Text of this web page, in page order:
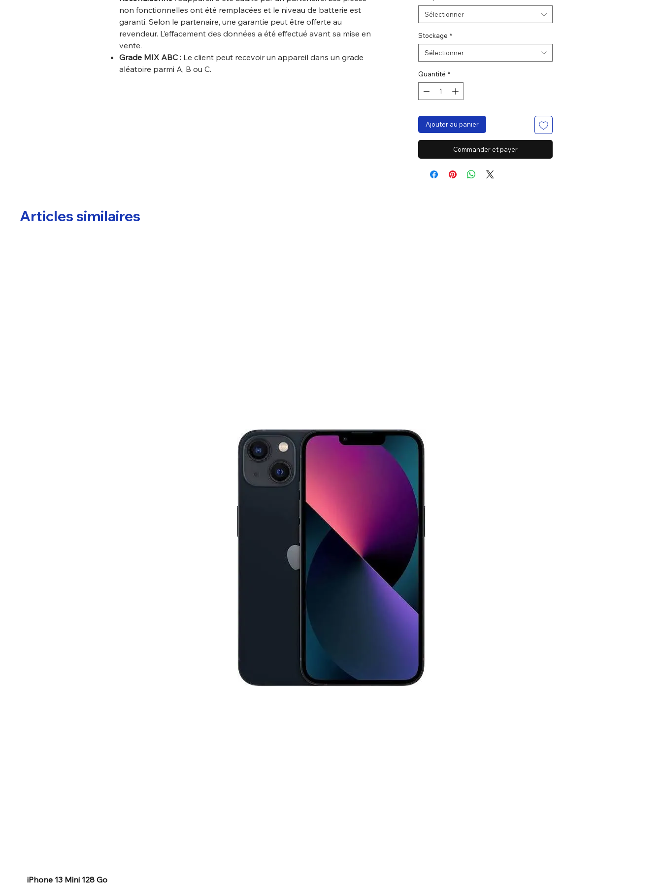
non fonctionnelles ont été remplacées et le niveau de batterie est
garanti. Selon le partenaire, une garantie peut être offerte au
revendeur. L’effacement des données a été effectué avant sa mise en
vente.
Grade MIX ABC : Le client peut recevoir un appareil dans un grade
aléatoire parmi A, B ou C.
Sélectionner
Stockage *
Sélectionner
Quantité *
Ajouter au panier
Commander et payer
Articles similaires
iPhone 13 Mini 128 Go